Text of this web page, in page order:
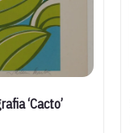
‘Cacto’